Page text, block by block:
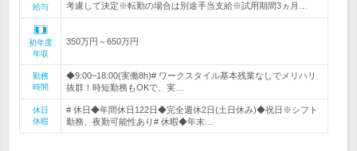
給与 考慮して決定※転勤の場合は別途手当支給※試用期間3ヵ月…
初年度
年収
350万円～650万円
勤務
時間
◆9:00~18:00(実働8h)# ワークスタイル基本残業なしでメリハリ
抜群！時短勤務もOKで、実…
休日
休暇
# 休日◆年間休日122日◆完全週休2日(土日休み)◆祝日※シフト
勤務、夜勤可能性あり# 休暇◆年末…